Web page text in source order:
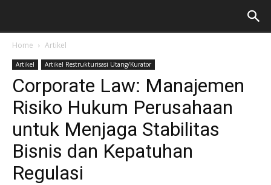
Home Artikel
Artikel Artikel Restrukturisasi Utang/Kurator
Corporate Law: Manajemen
Risiko Hukum Perusahaan
untuk Menjaga Stabilitas
Bisnis dan Kepatuhan
Regulasi